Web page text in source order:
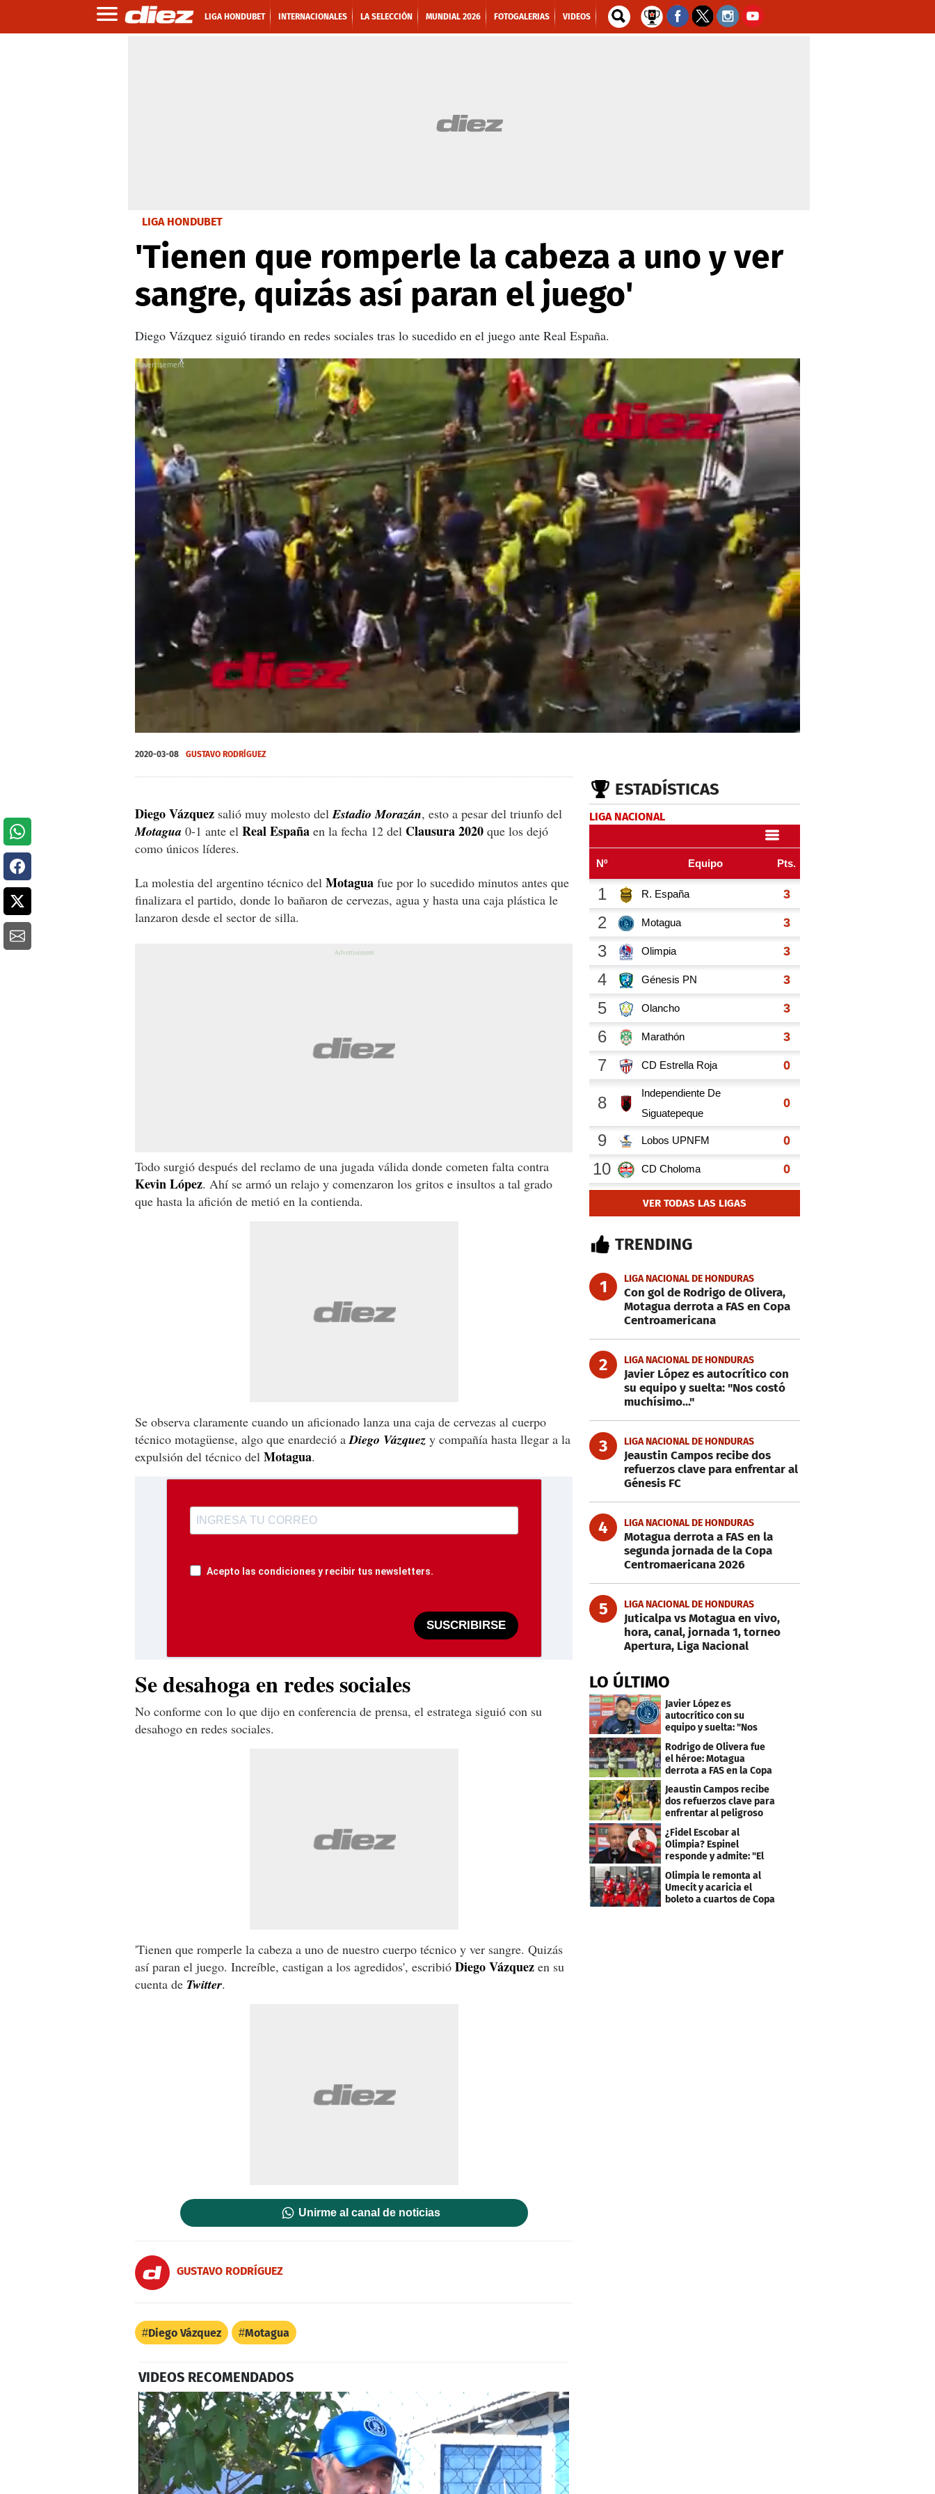
LIGA HONDUBET INTERNACIONALES LA SELECCIÓN MUNDIAL 2026 FOTOGALERIAS VIDEOS
LIGA HONDUBET
'Tienen que romperle la cabeza a uno y ver
sangre, quizás así paran el juego'
Diego Vázquez siguió tirando en redes sociales tras lo sucedido en el juego ante Real España.
seconds
of
X
2020-03-08 GUSTAVO RODRÍGUEZ
Diego Vázquez salió muy molesto del Estadio Morazán, esto a pesar del triunfo del
Motagua 0-1 ante el Real España en la fecha 12 del Clausura 2020 que los dejó
como únicos líderes.
La molestia del argentino técnico del Motagua fue por lo sucedido minutos antes que
finalizara el partido, donde lo bañaron de cervezas, agua y hasta una caja plástica le
lanzaron desde el sector de silla.
Todo surgió después del reclamo de una jugada válida donde cometen falta contra
Kevin López. Ahí se armó un relajo y comenzaron los gritos e insultos a tal grado
que hasta la afición de metió en la contienda.
Se observa claramente cuando un aficionado lanza una caja de cervezas al cuerpo
técnico motagüense, algo que enardeció aDiego Vázquez y compañía hasta llegar a la
expulsión del técnico del Motagua.
Acepto las condiciones y recibir tus newsletters.
SUSCRIBIRSE
Se desahoga en redes sociales
No conforme con lo que dijo en conferencia de prensa, el estratega siguió con su
desahogo en redes sociales.
'Tienen que romperle la cabeza a uno de nuestro cuerpo técnico y ver sangre. Quizás
así paran el juego. Increíble, castigan a los agredidos', escribió Diego Vázquez en su
cuenta de Twitter.
Unirme al canal de noticias
GUSTAVO RODRÍGUEZ
Diego Vázquez Motagua
VIDEOS RECOMENDADOS
ESTADÍSTICAS
LIGA NACIONAL
VER TODAS LAS LIGAS
TRENDING
1 LIGA NACIONAL DE HONDURAS
Con gol de Rodrigo de Olivera,
Motagua derrota a FAS en Copa
Centroamericana
2 LIGA NACIONAL DE HONDURAS
Javier López es autocrítico con
su equipo y suelta: "Nos costó
muchísimo..."
3 LIGA NACIONAL DE HONDURAS
Jeaustin Campos recibe dos
refuerzos clave para enfrentar al
Génesis FC
4 LIGA NACIONAL DE HONDURAS
Motagua derrota a FAS en la
segunda jornada de la Copa
Centromaericana 2026
5 LIGA NACIONAL DE HONDURAS
Juticalpa vs Motagua en vivo,
hora, canal, jornada 1, torneo
Apertura, Liga Nacional
LO ÚLTIMO
Javier López es
autocrítico con su
equipo y suelta: "Nos
costó muchísimo..."
Rodrigo de Olivera fue
el héroe: Motagua
derrota a FAS en la Copa
Centroamericana
Jeaustin Campos recibe
dos refuerzos clave para
enfrentar al peligroso
Génesis FC
¿Fidel Escobar al
Olimpia? Espinel
responde y admite: "El
resultado fue corto"
Olimpia le remonta al
Umecit y acaricia el
boleto a cuartos de Copa